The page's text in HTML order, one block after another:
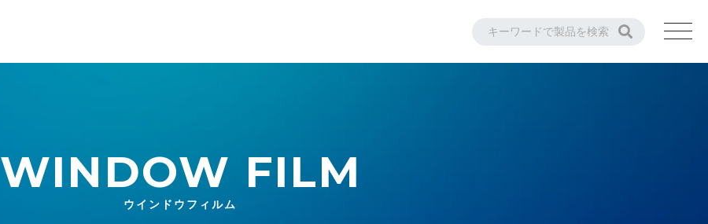
WINDOW FILM
ウインドウフィルム